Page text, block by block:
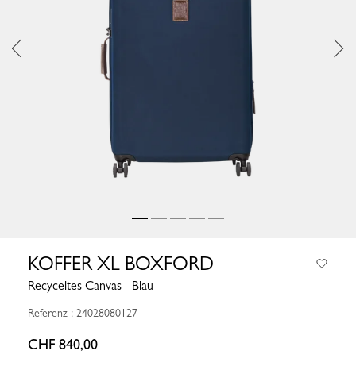
KOFFER XL BOXFORD
Recyceltes Canvas - Blau
Referenz : 24028080127
CHF 840,00